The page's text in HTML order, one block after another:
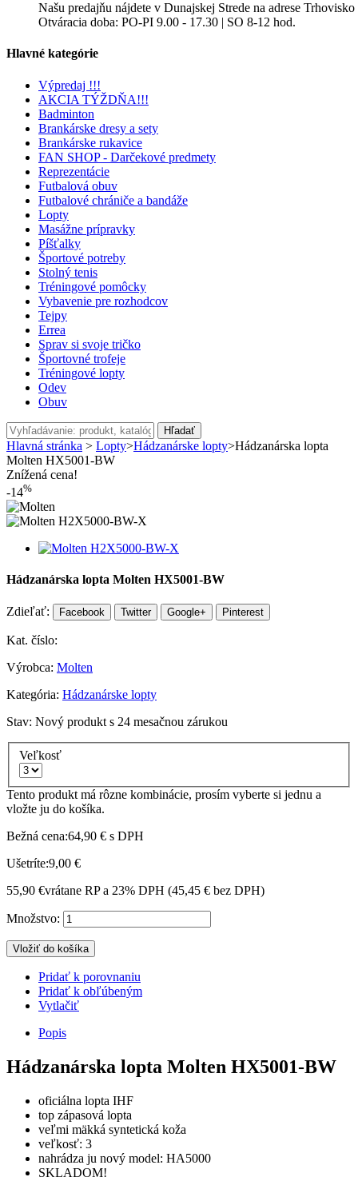
Našu predajňu nájdete v Dunajskej Strede na adrese Trhovisko
Otváracia doba: PO-PI 9.00 - 17.30 | SO 8-12 hod.
Hlavné kategórie
Výpredaj !!!
AKCIA TÝŽDŇA!!!
Badminton
Brankárske dresy a sety
Brankárske rukavice
FAN SHOP - Darčekové predmety
Reprezentácie
Futbalová obuv
Futbalové chrániče a bandáže
Lopty
Masážne prípravky
Píšťalky
Športové potreby
Stolný tenis
Tréningové pomôcky
Vybavenie pre rozhodcov
Tejpy
Errea
Sprav si svoje tričko
Športovné trofeje
Tréningové lopty
Odev
Obuv
Hľadať
Hlavná stránka > Lopty>Hádzanárske lopty>Hádzanárska lopta
Molten HX5001-BW
Znížená cena!
-14%
Hádzanárska lopta Molten HX5001-BW
Zdieľať: Facebook Twitter Google+ Pinterest
Kat. číslo:
Výrobca: Molten
Kategória: Hádzanárske lopty
Stav: Nový produkt s 24 mesačnou zárukou
Veľkosť
Tento produkt má rôzne kombinácie, prosím vyberte si jednu a
vložte ju do košíka.
Bežná cena:64,90 € s DPH
Ušetríte:9,00 €
55,90 €vrátane RP a 23% DPH (45,45 € bez DPH)
Množstvo:
Vložiť do košíka
Pridať k porovnaniu
Pridať k obľúbeným
Vytlačiť
Popis
Hádzanárska lopta Molten HX5001-BW
oficiálna lopta IHF
top zápasová lopta
veľmi mäkká syntetická koža
veľkosť: 3
nahrádza ju nový model: HA5000
SKLADOM!